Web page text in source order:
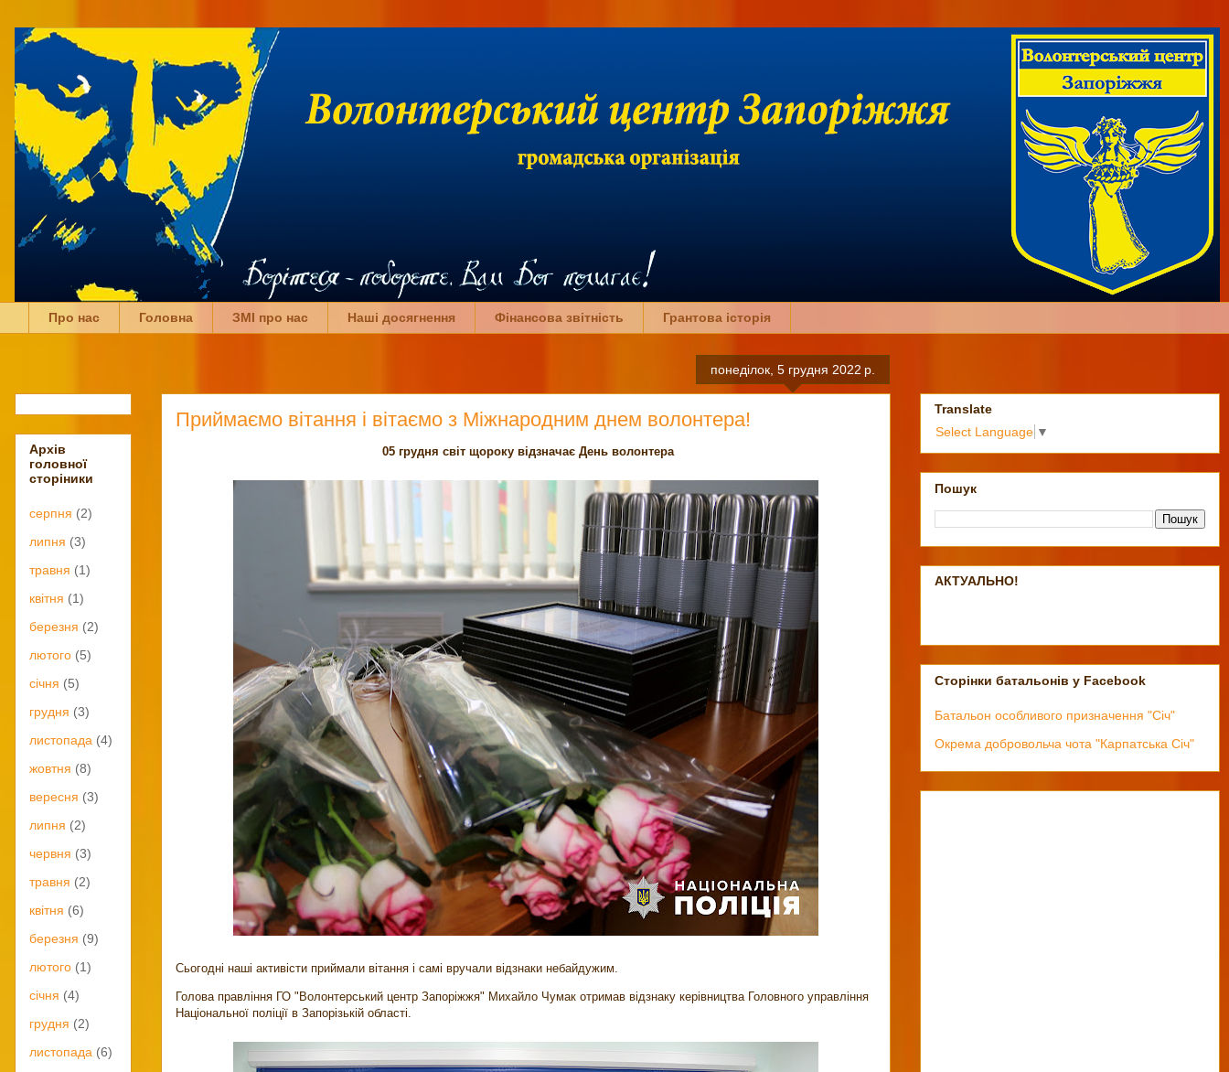
Про нас Головна ЗМІ про нас Наші досягнення Фінансова звітність Грантова історія
понеділок, 5 грудня 2022 р.
Приймаємо вітання і вітаємо з Міжнародним днем волонтера!
05 грудня світ щороку відзначає День волонтера
Сьогодні наші активісти приймали вітання і самі вручали відзнаки небайдужим.
Голова правління ГО "Волонтерський центр Запоріжжя" Михайло Чумак отримав відзнаку керівництва Головного управління
Національної поліції в Запорізькій області.
Архів
головної
сторіники
серпня (2)
липня (3)
травня (1)
квітня (1)
березня (2)
лютого (5)
січня (5)
грудня (3)
листопада (4)
жовтня (8)
вересня (3)
липня (2)
червня (3)
травня (2)
квітня (6)
березня (9)
лютого (1)
січня (4)
грудня (2)
листопада (6)
Translate
Select Language ▼
Пошук
АКТУАЛЬНО!
Сторінки батальонів у Facebook
Батальон особливого призначення "Січ"
Окрема добровольча чота "Карпатська Січ"